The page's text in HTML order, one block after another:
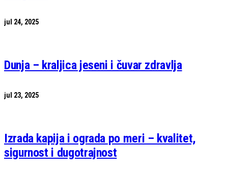
jul 24, 2025
Dunja – kraljica jeseni i čuvar zdravlja
jul 23, 2025
Izrada kapija i ograda po meri – kvalitet,
sigurnost i dugotrajnost